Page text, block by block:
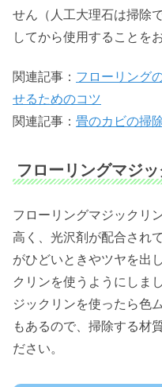
せん（人工大理石は掃除
してから使用することを
関連記事： フローリング
せるためのコツ
関連記事： 畳のカビの掃
フローリングマジ
フローリングマジックリ
高く、光沢剤が配合され
がひどいときやツヤを出
クリンを使うようにしま
ジックリンを使ったら色
もあるので、掃除する材
ださい。